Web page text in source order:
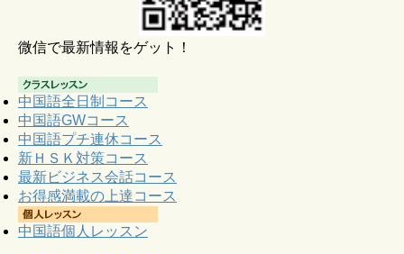
微信で最新情報をゲット！
中国語全日制コース
中国語GWコース
中国語プチ連休コース
新ＨＳＫ対策コース
最新ビジネス会話コース
お得感満載の上達コース
中国語個人レッスン